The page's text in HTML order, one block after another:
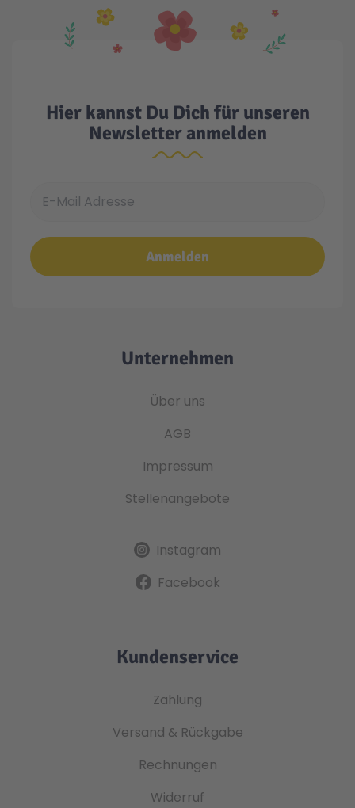
Hier kannst Du Dich für unseren
Newsletter anmelden
Anmelden
Unternehmen
Über uns
AGB
Impressum
Stellenangebote
Instagram
Facebook
Kundenservice
Zahlung
Versand & Rückgabe
Rechnungen
Widerruf